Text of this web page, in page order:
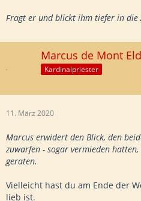
Fragt er und blickt ihm tiefer in die
Marcus de Mont
Kardinalpriester
11. März 2020
Marcus erwidert den Blick, den
zuwarfen - sogar vermieden
geraten.
Vielleicht hast du am Ende der
lieb ist.